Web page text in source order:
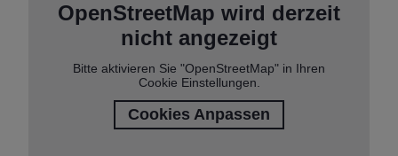
OpenStreetMap wird derzeit
nicht angezeigt
Bitte aktivieren Sie "OpenStreetMap" in Ihren
Cookie Einstellungen.
Cookies Anpassen